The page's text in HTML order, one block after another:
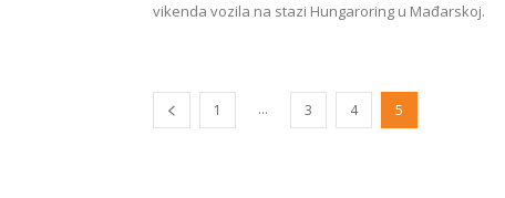
vikenda vozila na stazi Hungaroring u Mađarskoj.
1 ... 3 4 5